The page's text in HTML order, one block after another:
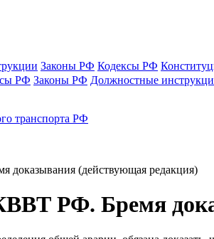
Законы РФ Кодексы РФ
РФ Законы РФ Должностные
транспорта РФ
доказывания (действующая редакция)
РФ. Бремя